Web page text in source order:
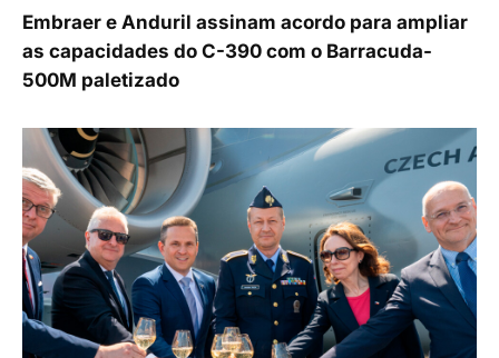
Embraer e Anduril assinam acordo para ampliar
as capacidades do C-390 com o Barracuda-
500M paletizado